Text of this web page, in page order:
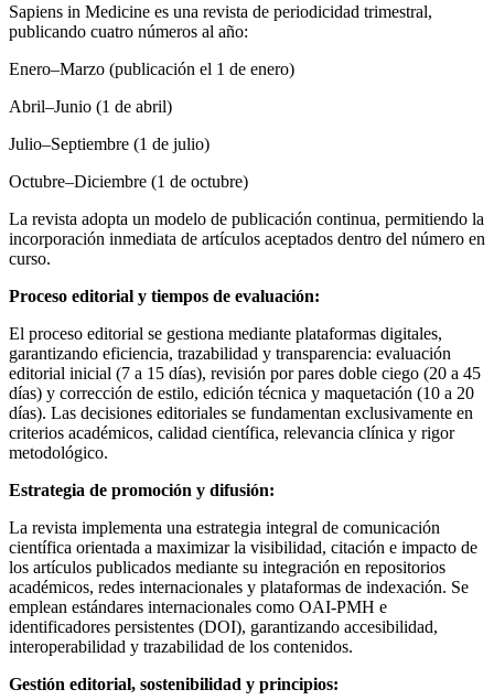
Sapiens in Medicine es una revista de periodicidad trimestral,
publicando cuatro números al año:
Enero–Marzo (publicación el 1 de enero)
Abril–Junio (1 de abril)
Julio–Septiembre (1 de julio)
Octubre–Diciembre (1 de octubre)
La revista adopta un modelo de publicación continua, permitiendo la
incorporación inmediata de artículos aceptados dentro del número en
curso.
Proceso editorial y tiempos de evaluación:
El proceso editorial se gestiona mediante plataformas digitales,
garantizando eficiencia, trazabilidad y transparencia: evaluación
editorial inicial (7 a 15 días), revisión por pares doble ciego (20 a 45
días) y corrección de estilo, edición técnica y maquetación (10 a 20
días). Las decisiones editoriales se fundamentan exclusivamente en
criterios académicos, calidad científica, relevancia clínica y rigor
metodológico.
Estrategia de promoción y difusión:
La revista implementa una estrategia integral de comunicación
científica orientada a maximizar la visibilidad, citación e impacto de
los artículos publicados mediante su integración en repositorios
académicos, redes internacionales y plataformas de indexación. Se
emplean estándares internacionales como OAI-PMH e
identificadores persistentes (DOI), garantizando accesibilidad,
interoperabilidad y trazabilidad de los contenidos.
Gestión editorial, sostenibilidad y principios: